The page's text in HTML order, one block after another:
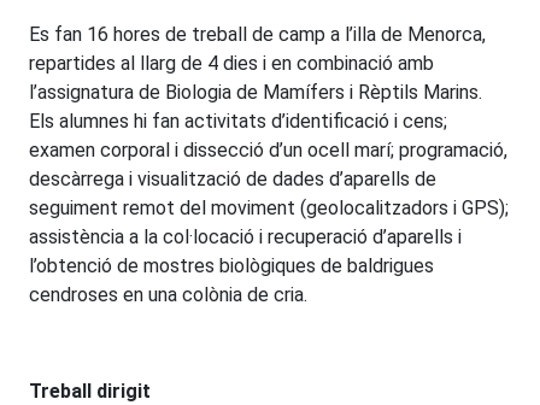
Es fan 16 hores de treball de camp a l’illa de Menorca,
repartides al llarg de 4 dies i en combinació amb
l’assignatura de Biologia de Mamífers i Rèptils Marins.
Els alumnes hi fan activitats d’identificació i cens;
examen corporal i dissecció d’un ocell marí; programació,
descàrrega i visualització de dades d’aparells de
seguiment remot del moviment (geolocalitzadors i GPS);
assistència a la col·locació i recuperació d’aparells i
l’obtenció de mostres biològiques de baldrigues
cendroses en una colònia de cria.
Treball dirigit